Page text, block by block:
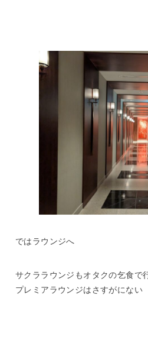
ではラウンジへ
サクララウンジもオタクの乞食で
プレミアラウンジはさすがにない